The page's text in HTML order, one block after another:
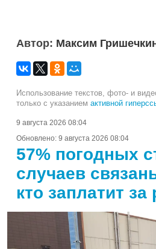
Автор: Максим
Использование текстов, фото- и
только с указанием активной
9 августа 2026 08:04
Обновлено: 9 августа 2026 08:04
57% погодных
случаев
кто заплатит за